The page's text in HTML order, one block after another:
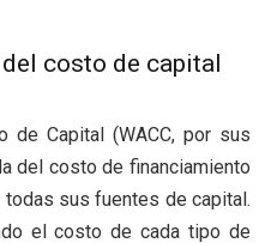
costo de capital
de Capital (WACC, por sus
del costo de financiamiento
sus fuentes de capital.
el costo de cada tipo de